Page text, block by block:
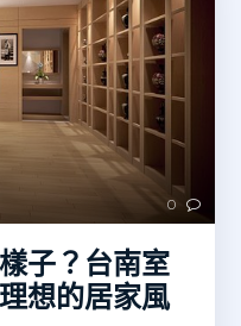
0
子？台南室
想的居家風